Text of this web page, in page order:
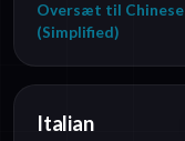
Oversæt til Chinese
(Simplified)
Italian